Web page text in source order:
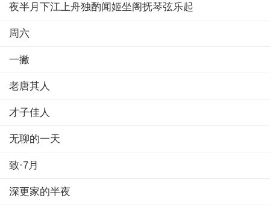
夜半月下江上舟独酌闻姬坐阁抚琴弦乐起
周六
一撇
老唐其人
才子佳人
无聊的一天
致·7月
深更家的半夜